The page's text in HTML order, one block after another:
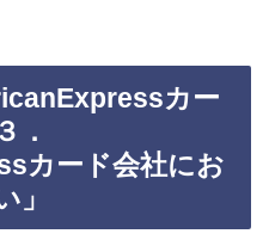
カー
．
カード会社にお
」